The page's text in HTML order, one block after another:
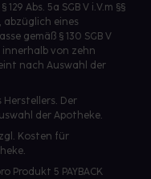
Abs. 5a SGB V i.V.m §§
abzüglich eines
gemäß § 130 SGB V
innerhalb von zehn
nach Auswahl der
Herstellers. Der
der Apotheke.
Kosten für
Produkt 5 PAYBACK